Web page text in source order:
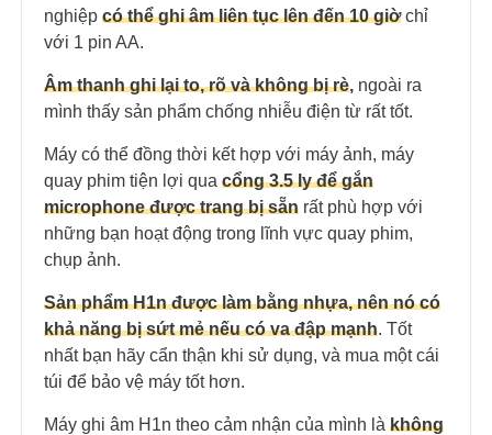
nghiệp có thể ghi âm liên tục lên đến 10 giờchỉ
với 1 pin AA.
Âm thanh ghi lại to, rõ và không bị rè, ngoài ra
mình thấy sản phẩm chống nhiễu điện từ rất tốt.
Máy có thể đồng thời kết hợp với máy ảnh, máy
quay phim tiện lợi qua cổng 3.5 ly để gắn
microphone được trang bị sẵn rất phù hợp với
những bạn hoạt động trong lĩnh vực quay phim,
chụp ảnh.
Sản phẩm H1n được làm bằng nhựa, nên nó có
khả năng bị sứt mẻ nếu có va đập mạnh. Tốt
nhất bạn hãy cẩn thận khi sử dụng, và mua một cái
túi để bảo vệ máy tốt hơn.
Máy ghi âm H1n theo cảm nhận của mình là không